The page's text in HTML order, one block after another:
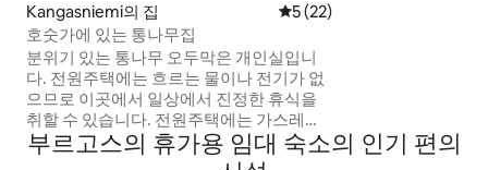
Kangasniemi의 집 평점 5점(5점 만점), 후기 22
5 (22)
호숫가에 있는 통나무집
분위기 있는 통나무 오두막은 개인실입니
다. 전원주택에는 흐르는 물이나 전기가 없
으므로 이곳에서 일상에서 진정한 휴식을
취할 수 있습니다. 전원주택에는 가스레인
지 냉장고와 스토브가 마련되어 있으며, 사
우나를 위해 물을 쉽게 이용할 수 있습니다.
부르고스의 휴가용 임대 숙소의 인기 편의